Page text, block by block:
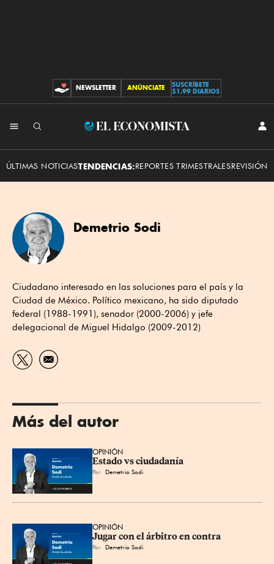
CONTRIBUCIONES
NEWSLETTER ANÚNCIATE
SUSCRÍBETE
$1.99 DIARIOS
El
Economista
ÚLTIMAS NOTICIASTENDENCIAS:REPORTES TRIMESTRALESREVISIÓN
Demetrio Sodi
Ciudadano interesado en las soluciones para el país y la
Ciudad de México. Político mexicano, ha sido diputado
federal (1988-1991), senador (2000-2006) y jefe
delegacional de Miguel Hidalgo (2009-2012)
Más del autor
OPINIÓN
Estado vs ciudadanía
Por Demetrio Sodi
OPINIÓN
Jugar con el árbitro en contra
Por Demetrio Sodi